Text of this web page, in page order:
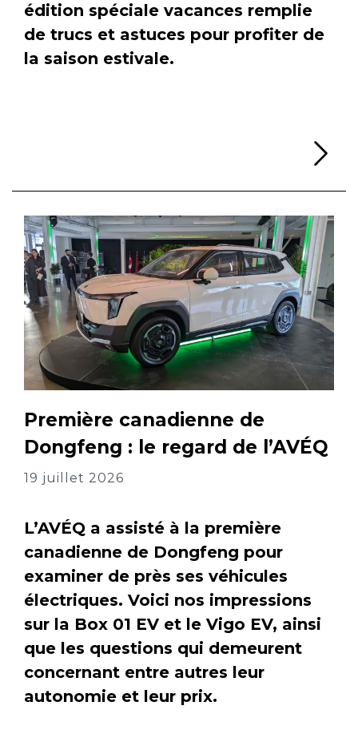
édition spéciale vacances remplie
de trucs et astuces pour profiter de
la saison estivale.
Première canadienne de
Dongfeng : le regard de l’AVÉQ
19 juillet 2026
L’AVÉQ a assisté à la première
canadienne de Dongfeng pour
examiner de près ses véhicules
électriques. Voici nos impressions
sur la Box 01 EV et le Vigo EV, ainsi
que les questions qui demeurent
concernant entre autres leur
autonomie et leur prix.